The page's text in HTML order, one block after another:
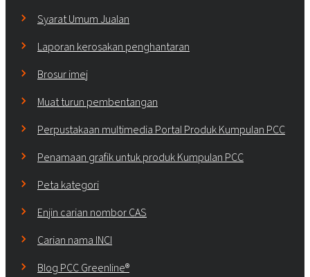
Syarat Umum Jualan
Laporan kerosakan penghantaran
Brosur imej
Muat turun pembentangan
Perpustakaan multimedia Portal Produk Kumpulan PCC
Penamaan grafik untuk produk Kumpulan PCC
Peta kategori
Enjin carian nombor CAS
Carian nama INCI
Blog PCC Greenline®